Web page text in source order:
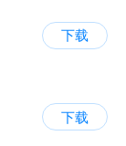
下载
下载